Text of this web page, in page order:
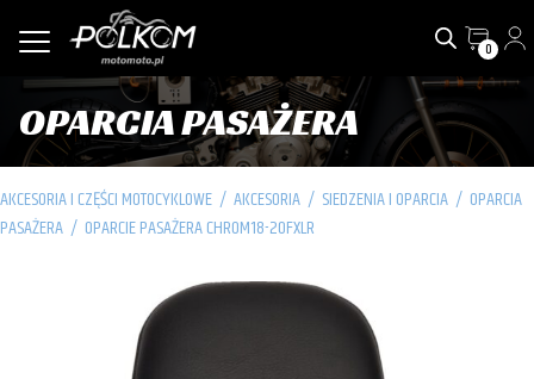
0
OPARCIA PASAŻERA
AKCESORIA I CZĘŚCI MOTOCYKLOWE / AKCESORIA / SIEDZENIA I OPARCIA / OPARCIA
PASAŻERA / OPARCIE PASAŻERA CHROM18-20FXLR